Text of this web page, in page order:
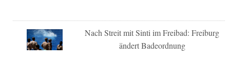
Nach Streit mit Sinti im Freibad: Freiburg
ändert Badeordnung